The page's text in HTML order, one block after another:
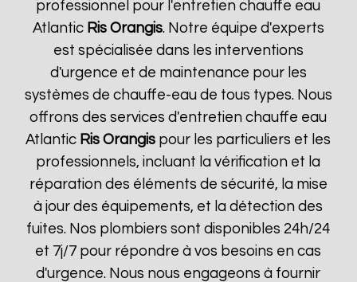
professionnel pour l'entretien chauffe eau
Atlantic Ris Orangis. Notre équipe d'experts
est spécialisée dans les interventions
d'urgence et de maintenance pour les
systèmes de chauffe-eau de tous types. Nous
offrons des services d'entretien chauffe eau
Atlantic Ris Orangis pour les particuliers et les
professionnels, incluant la vérification et la
réparation des éléments de sécurité, la mise
à jour des équipements, et la détection des
fuites. Nos plombiers sont disponibles 24h/24
et 7j/7 pour répondre à vos besoins en cas
d'urgence. Nous nous engageons à fournir